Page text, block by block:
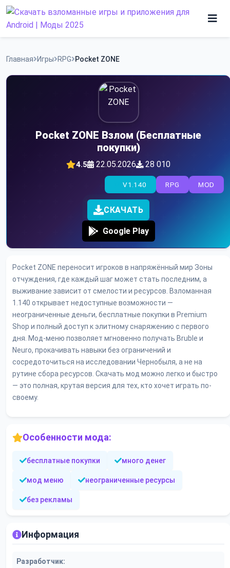
Skip
Программы
Главная Игры RPG Pocket ZONE
Pocket ZONE Взлом (Бесплатные
покупки)
4.5 22.05.2026 28 010
MOD
RPG
V1.140
СКАЧАТЬ
Google Play
Pocket ZONE переносит игроков в напряжённый мир Зоны
отчуждения, где каждый шаг может стать последним, а
выживание зависит от смелости и ресурсов. Взломанная
1.140 открывает недоступные возможности —
неограниченные деньги, бесплатные покупки в Premium
Shop и полный доступ к элитному снаряжению с первого
дня. Мод-меню позволяет мгновенно получать Bruble и
Neuro, прокачивать навыки без ограничений и
сосредоточиться на исследовании Чернобыля, а не на
рутине сбора ресурсов. Скачать мод можно легко и быстро
— это полная, крутая версия для тех, кто хочет играть по-
своему.
Особенности мода:
бесплатные покупки много денег
мод меню неограниченные ресурсы
без рекламы
Информация
Разработчик: